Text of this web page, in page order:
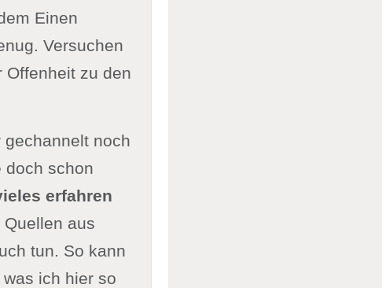
Einen
Versuchen
Offenheit zu den
noch
doch schon
erfahren
aus
tun. So kann
ich hier so